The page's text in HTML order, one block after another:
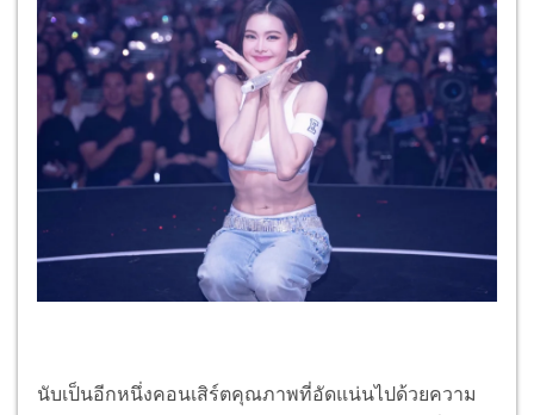
นับเป็นอีกหนึ่งคอนเสิร์ตคุณภาพที่อัดแน่นไปด้วยความ